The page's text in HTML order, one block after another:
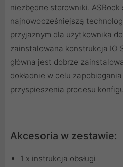
niezbędne sterowniki.
najnowocześniejszą
przyjaznym dla użytkownika
zainstalowana konstrukcja IO
główna jest dobrze
dokładnie w celu
przyspieszenia procesu
Akcesoria w zestawie:
1 x instrukcja obsługi